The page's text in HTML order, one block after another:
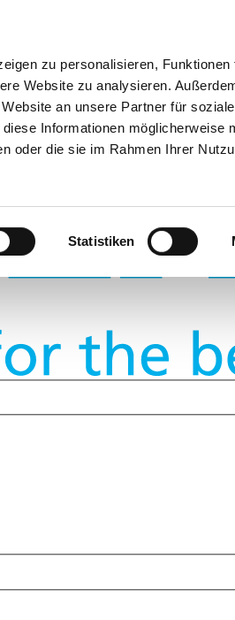
zu personalisieren,
Website zu analysieren.
an unsere Partner für
Informationen möglicherweise
oder die sie im Rahmen Ihrer
Statistiken